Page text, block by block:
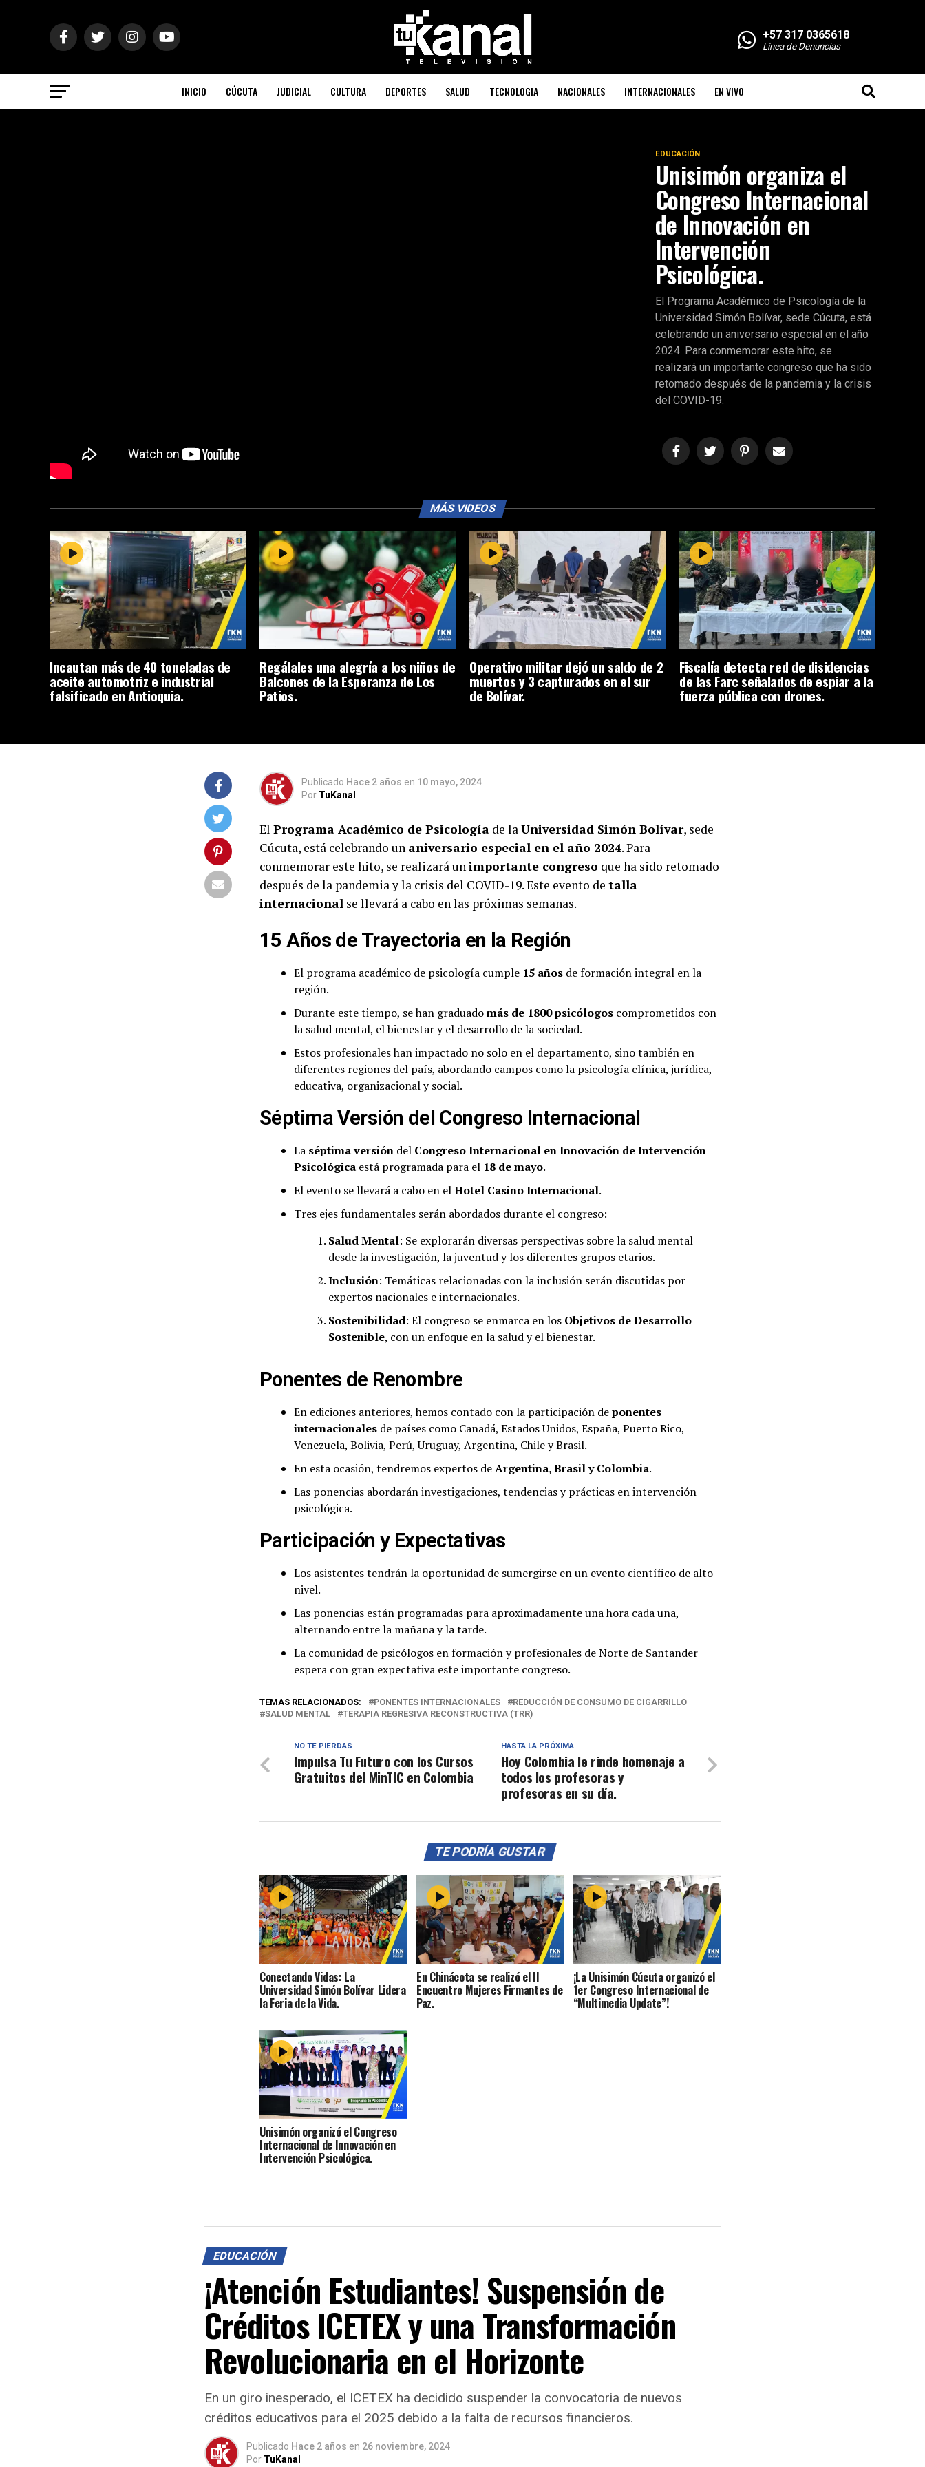
+57 317 0365618
Línea de Denuncias
INICIO CÚCUTA JUDICIAL CULTURA DEPORTES SALUD TECNOLOGIA NACIONALES INTERNACIONALES EN VIVO
EDUCACIÓN
Unisimón organiza el
Congreso Internacional
de Innovación en
Intervención
Psicológica.
El Programa Académico de Psicología de la
Universidad Simón Bolívar, sede Cúcuta, está
celebrando un aniversario especial en el año
2024. Para conmemorar este hito, se
realizará un importante congreso que ha sido
retomado después de la pandemia y la crisis
del COVID-19.
MÁS VIDEOS
Incautan más de 40 toneladas de
aceite automotriz e industrial
falsificado en Antioquia.
Regálales una alegría a los niños de
Balcones de la Esperanza de Los
Patios.
Operativo militar dejó un saldo de 2
muertos y 3 capturados en el sur
de Bolívar.
Fiscalía detecta red de disidencias
de las Farc señalados de espiar a la
fuerza pública con drones.
Publicado Hace 2 años en 10 mayo, 2024
Por TuKanal
El Programa Académico de Psicología de laUniversidad Simón Bolívar, sede
Cúcuta, está celebrando un aniversario especial en el año 2024. Para
conmemorar este hito, se realizará unimportante congreso que ha sido retomado
después de la pandemia y la crisis del COVID-19. Este evento de talla
internacional se llevará a cabo en las próximas semanas.
15 Años de Trayectoria en la Región
El programa académico de psicología cumple 15 años de formación integral en la
región.
Durante este tiempo, se han graduadomás de 1800 psicólogos comprometidos con
la salud mental, el bienestar y el desarrollo de la sociedad.
Estos profesionales han impactado no solo en el departamento, sino también en
diferentes regiones del país, abordando campos como la psicología clínica, jurídica,
educativa, organizacional y social.
Séptima Versión del Congreso Internacional
La séptima versión del Congreso Internacional en Innovación de Intervención
Psicológica está programada para el 18 de mayo.
El evento se llevará a cabo en elHotel Casino Internacional.
Tres ejes fundamentales serán abordados durante el congreso:
Salud Mental: Se explorarán diversas perspectivas sobre la salud mental
desde la investigación, la juventud y los diferentes grupos etarios.
Inclusión: Temáticas relacionadas con la inclusión serán discutidas por
expertos nacionales e internacionales.
Sostenibilidad: El congreso se enmarca en los Objetivos de Desarrollo
Sostenible, con un enfoque en la salud y el bienestar.
Ponentes de Renombre
En ediciones anteriores, hemos contado con la participación deponentes
internacionales de países como Canadá, Estados Unidos, España, Puerto Rico,
Venezuela, Bolivia, Perú, Uruguay, Argentina, Chile y Brasil.
En esta ocasión, tendremos expertos deArgentina, Brasil y Colombia.
Las ponencias abordarán investigaciones, tendencias y prácticas en intervención
psicológica.
Participación y Expectativas
Los asistentes tendrán la oportunidad de sumergirse en un evento científico de alto
nivel.
Las ponencias están programadas para aproximadamente una hora cada una,
alternando entre la mañana y la tarde.
La comunidad de psicólogos en formación y profesionales de Norte de Santander
espera con gran expectativa este importante congreso.
TEMAS RELACIONADOS: PONENTES INTERNACIONALES
REDUCCIÓN DE CONSUMO DE CIGARRILLO
SALUD MENTAL
TERAPIA REGRESIVA RECONSTRUCTIVA (TRR)
HASTA LA PRÓXIMA
Hoy Colombia le rinde homenaje a
todos los profesoras y
profesoras en su día.
NO TE PIERDAS
Impulsa Tu Futuro con los Cursos
Gratuitos del MinTIC en Colombia
TE PODRÍA GUSTAR
Conectando Vidas: La
Universidad Simón Bolívar Lidera
la Feria de la Vida.
En Chinácota se realizó el II
Encuentro Mujeres Firmantes de
Paz.
¡La Unisimón Cúcuta organizó el
1er Congreso Internacional de
“Multimedia Update”!
Unisimón organizó el Congreso
Internacional de Innovación en
Intervención Psicológica.
EDUCACIÓN
¡Atención Estudiantes! Suspensión de
Créditos ICETEX y una Transformación
Revolucionaria en el Horizonte
En un giro inesperado, el ICETEX ha decidido suspender la convocatoria de nuevos
créditos educativos para el 2025 debido a la falta de recursos financieros.
Publicado Hace 2 años en 26 noviembre, 2024
Por TuKanal